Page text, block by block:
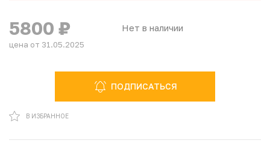
Нет в наличии
5800 ₽
цена от 31.05.2025
ПОДПИСАТЬСЯ
В ИЗБРАННОЕ